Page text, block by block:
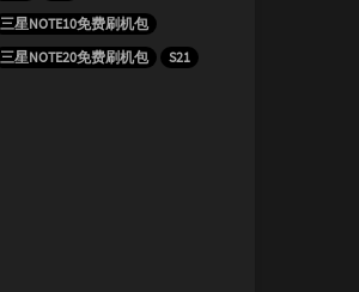
三星NOTE10免费刷机包
三星NOTE20免费刷机包
S21